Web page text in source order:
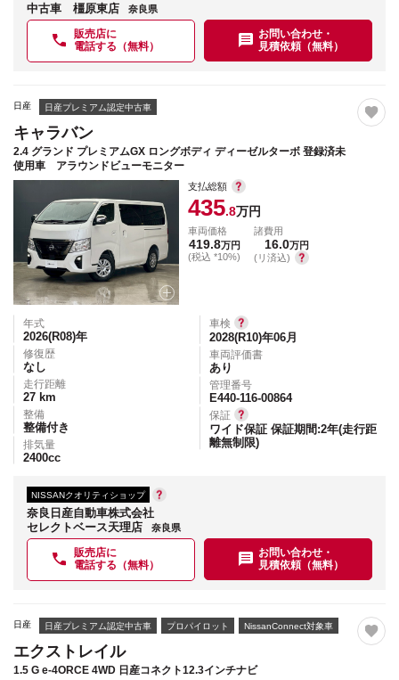
中古車 橿原東店
奈良県
販売店に
電話する（無料）
お問い合わせ・
見積依頼（無料）
日産 日産プレミアム認定中古車
キャラバン
2.4 グランド プレミアムGX ロングボディ ディーゼルターボ 登録済未
使用車 アラウンドビューモニター
支払総額
435.8万円
車両価格
419.8万円
(税込 *10%)
諸費用
16.0万円
(リ済込)
年式
2026(R08)年
修復歴
なし
走行距離
27 km
整備
整備付き
排気量
2400cc
車検
2028(R10)年06月
車両評価書
あり
管理番号
E440-116-00864
保証
ワイド保証 保証期間:2年(走行距
離無制限)
NISSANクオリティショップ
奈良日産自動車株式会社
セレクトベース天理店
奈良県
販売店に
電話する（無料）
お問い合わせ・
見積依頼（無料）
日産 日産プレミアム認定中古車 プロパイロット NissanConnect対象車
エクストレイル
1.5 G e-4ORCE 4WD 日産コネクト12.3インチナビ